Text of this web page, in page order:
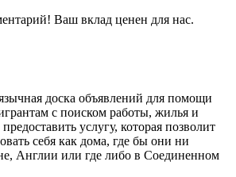
Ваш вклад ценен для нас.
доска объявлений для помощи
с поиском работы, жилья и
услугу, которая позволит
себя как дома, где бы они ни
Англии или где либо в Соединенном